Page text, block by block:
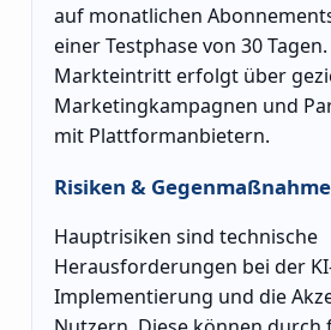
auf monatlichen
einer Testphase von 30
Markteintritt erfolgt über
Marketingkampagnen und
mit Plattformanbietern.
Risiken &
Hauptrisiken sind technische
Herausforderungen bei der
Implementierung und die